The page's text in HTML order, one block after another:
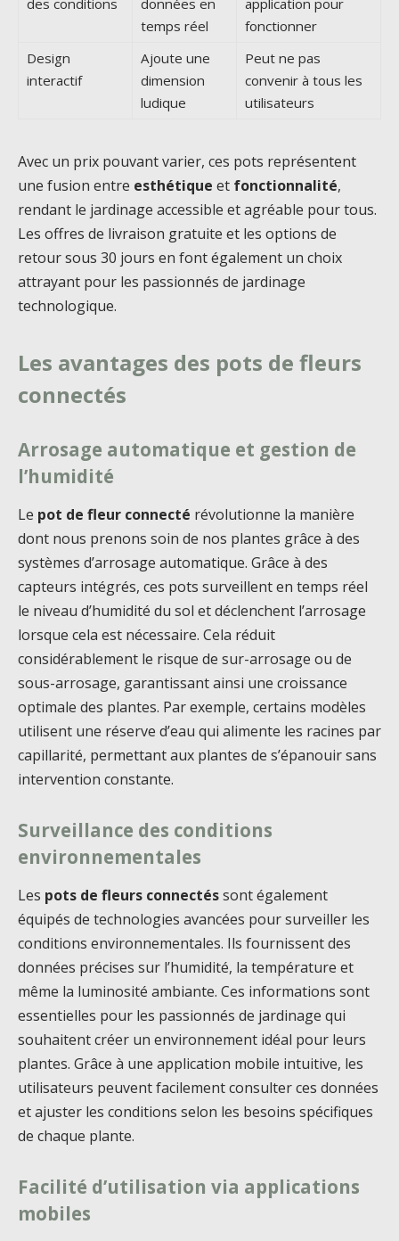
des conditions
données en
temps réel
application pour
fonctionner
Design
interactif
Ajoute une
dimension
ludique
Peut ne pas
convenir à tous les
utilisateurs
Avec un prix pouvant varier, ces pots représentent
une fusion entre esthétique et fonctionnalité,
rendant le jardinage accessible et agréable pour tous.
Les offres de livraison gratuite et les options de
retour sous 30 jours en font également un choix
attrayant pour les passionnés de jardinage
technologique.
Les avantages des pots de fleurs
connectés
Arrosage automatique et gestion de
l’humidité
Le pot de fleur connecté révolutionne la manière
dont nous prenons soin de nos plantes grâce à des
systèmes d’arrosage automatique. Grâce à des
capteurs intégrés, ces pots surveillent en temps réel
le niveau d’humidité du sol et déclenchent l’arrosage
lorsque cela est nécessaire. Cela réduit
considérablement le risque de sur-arrosage ou de
sous-arrosage, garantissant ainsi une croissance
optimale des plantes. Par exemple, certains modèles
utilisent une réserve d’eau qui alimente les racines par
capillarité, permettant aux plantes de s’épanouir sans
intervention constante.
Surveillance des conditions
environnementales
Les pots de fleurs connectéssont également
équipés de technologies avancées pour surveiller les
conditions environnementales. Ils fournissent des
données précises sur l’humidité, la température et
même la luminosité ambiante. Ces informations sont
essentielles pour les passionnés de jardinage qui
souhaitent créer un environnement idéal pour leurs
plantes. Grâce à une application mobile intuitive, les
utilisateurs peuvent facilement consulter ces données
et ajuster les conditions selon les besoins spécifiques
de chaque plante.
Facilité d’utilisation via applications
mobiles